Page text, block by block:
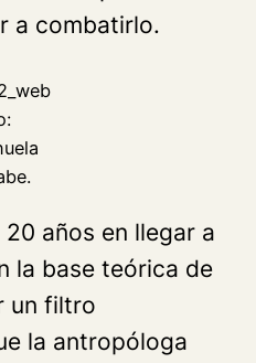
a combatirlo.
años en llegar a
la base teórica de
un filtro
la antropóloga